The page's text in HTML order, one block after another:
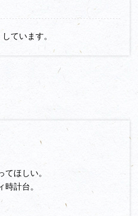
時、田北鎮周や佐伯宗天ら
見します。その旗印を見たとた
久の首を獲る千載一遇のチャ
軍を追撃し深追いしました（こ
潜んでいた島津義弘と島津以久
た後詰の田原紹忍は彼らを助
た山田有信と島津家久が城を
これが島津得意の「釣り野伏
、見事に罠にかかった大友軍は
の切原川の河原で戦死したそう
丘に、山田有信により大友軍
れる供養塔が立てられまし
った場所である事は、みなさん
に籠る薩摩の山田有信を攻め
大友軍が攻め、救援に来た島
い（耳川の戦い）」です。大友
眼下の高城川にて致命的な大
ルートを任された豊臣秀長が
に陣を敷き高城に籠る山田有
に来た島津全軍と対決した
島津軍は致命的な大敗を喫し、
降伏します。
館から直接登れる道は無く、
回りして登り、絶景橋を渡れ
ています。
ほしい。
計台。
でした。